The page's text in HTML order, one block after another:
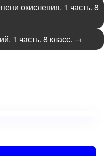
окисления. 1 часть. 8
1 часть. 8 класс. →